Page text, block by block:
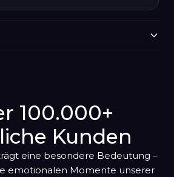
100.000+
Kunden
eine besondere Bedeutung –
emotionalen Momente unserer